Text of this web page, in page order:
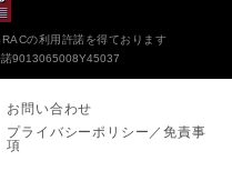
の利用許諾を得ております
諾9013065008Y45037
お問い合わせ
プライバシーポリシー／免責事
項